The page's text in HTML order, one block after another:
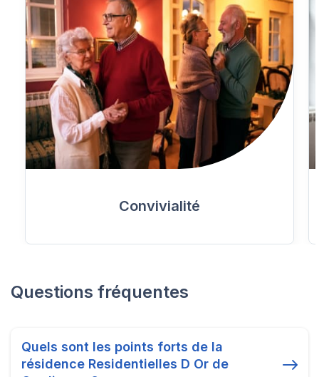
Convivialité
Questions fréquentes
Quels sont les points forts de la
résidence Residentielles D Or de